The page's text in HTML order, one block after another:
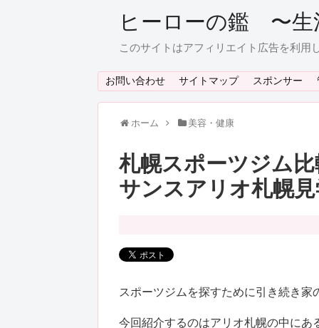
ヒーローの鑑 〜生
このサイトはアフィリエイト広告を利用
お問い合わせ サイトマップ スポンサー
ホーム 美容・健康
札幌スポーツジム
サンスアリオ札幌
スポーツジムを探すために引き続き家
今回紹介するのはアリオ札幌の中に